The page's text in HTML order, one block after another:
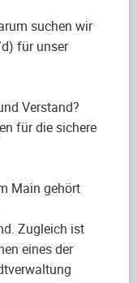
suchen wir
für unser
Verstand?
für die sichere
Main gehört
Zugleich ist
eines der